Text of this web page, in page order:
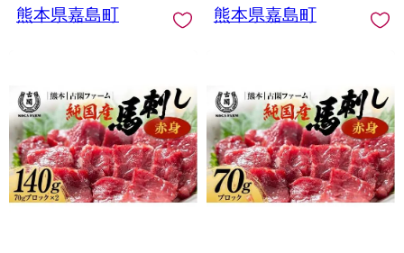
熊本県嘉島町
熊本県嘉島町